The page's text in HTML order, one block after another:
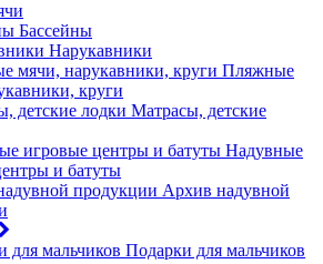
Бассейны
Нарукавники
Пляжные
круги
Матрасы, детские
Надувные
и батуты
Архив надувной
Подарки для мальчиков